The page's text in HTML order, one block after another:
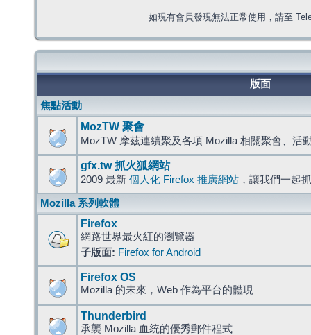
如現有會員發現無法正常使用，請至
版面
焦點活動
MozTW 聚會
MozTW 摩茲連續聚及各項 Mozilla 相關聚會、活
gfx.tw 抓火狐網站
2009 最新 個人化 Firefox 推廣網站 ，讓我們一起
Mozilla 系列軟體
Firefox
網路世界最火紅的瀏覽器
子版面: Firefox for Android
Firefox OS
Mozilla 的未來，Web 作為平台的體現
Thunderbird
承襲 Mozilla 血統的優秀郵件程式